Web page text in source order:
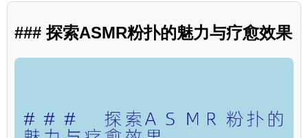
### 探索ASMR粉扑的魅力与疗愈效果